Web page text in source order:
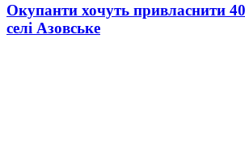
Окупанти хочуть привласнити
селі Азовське